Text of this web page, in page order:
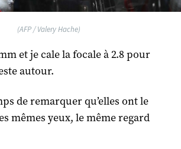
(AFP / Valery Hache)
et je cale la focale à 2.8 pour
autour.
de remarquer qu’elles ont le
mêmes yeux, le même regard